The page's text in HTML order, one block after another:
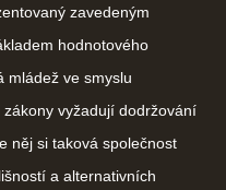
zavedeným
hodnotového
mládež ve smyslu
vyžadují dodržování
něj si taková společnost
a alternativních